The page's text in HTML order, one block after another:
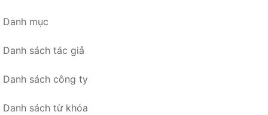
Danh mục
Danh sách tác giả
Danh sách công ty
Danh sách từ khóa